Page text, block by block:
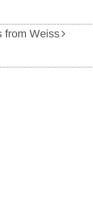
from Weiss